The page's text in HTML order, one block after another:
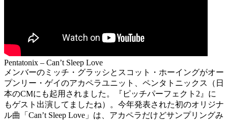
Pentatonix – Can’t Sleep Love
メンバーのミッチ・グラッシとスコット・ホーイングがオー
プンリー・ゲイのアカペラユニット、ペンタトニックス（日
本のCMにも起用されました。『ピッチパーフェクト2』に
もゲスト出演してましたね）。今年発表された初のオリジナ
ル曲「Can’t Sleep Love」は、アカペラだけどサンプリングみ